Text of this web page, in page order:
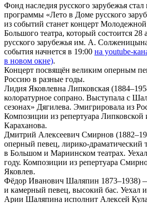
Фонд наследия русского зарубежья
программы «Лето в Доме русского
из событий станет концерт
Большого театра, который состоится 28
русского зарубежья им. А.
события начнется в 19:00 на youtube-
в новом окне).
Концерт посвящён великим оперным
Россию в разные годы.
Лидия Яковлевна Липковская
колоратурное сопрано. Выступала с
сезонах» Дягилева. Эмигрировала из
Композиции из репертуара
Караханова.
Дмитрий Алексеевич Смирнов
оперный певец, лирико-драматический
в Большом и Мариинском театрах.
году. Композиции из репертуара
Яковлев.
Фёдор Иванович Шаляпин 1873–1938)
и камерный певец, высокий бас. Уехал
Арии Шаляпина исполнит Алексей